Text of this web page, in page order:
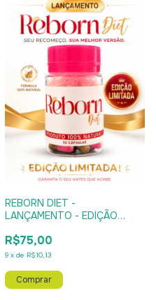
REBORN DIET -
LANÇAMENTO - EDIÇÃO
R$75,00
9 x de R$10,13